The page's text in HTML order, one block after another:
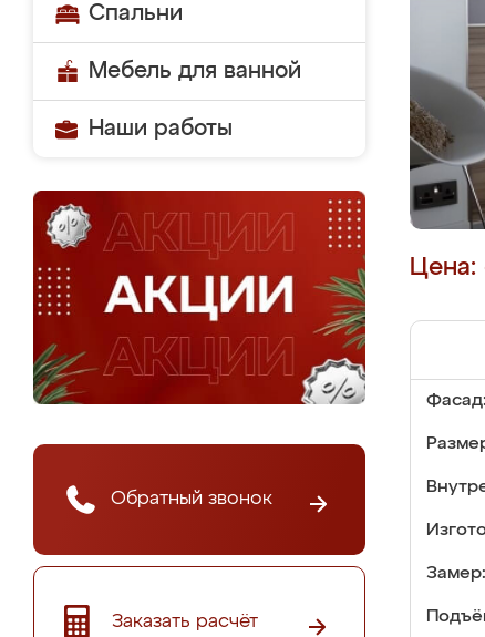
Спальни
Мебель для ванной
Наши работы
Обратный звонок
Заказать расчёт
Фасад:
Замер: